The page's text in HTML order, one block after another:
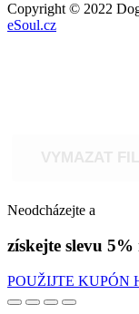
Copyright © 2022
eSoul.cz
Neodcházejte a
získejte slevu
POUŽIJTE KUPÓN